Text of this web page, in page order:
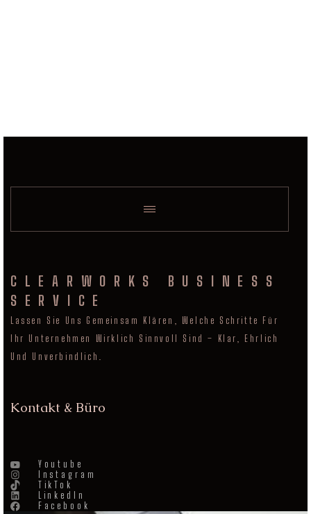
CLEARWORKS BUSINESS
SERVICE
Lassen Sie Uns Gemeinsam Klären, Welche Schritte Für
Ihr Unternehmen Wirklich Sinnvoll Sind – Klar, Ehrlich
Und Unverbindlich.
Kontakt & Büro
Youtube
Instagram
TikTok
LinkedIn
Facebook